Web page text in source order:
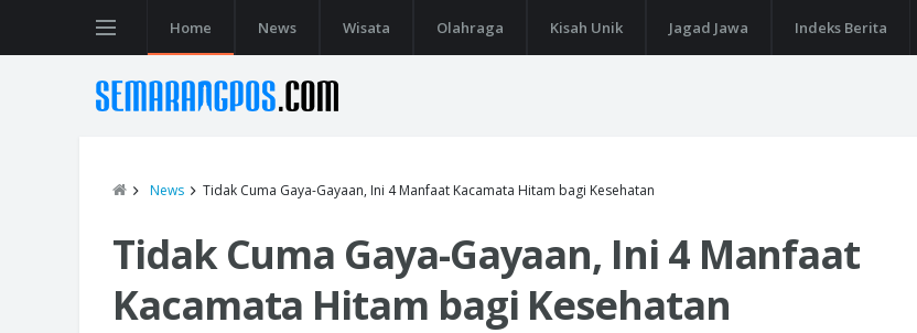
Home News Wisata Olahraga Kisah Unik Jagad Jawa Indeks Berita
News Tidak Cuma Gaya-Gayaan, Ini 4 Manfaat Kacamata Hitam bagi Kesehatan
Tidak Cuma Gaya-Gayaan, Ini 4 Manfaat
Kacamata Hitam bagi Kesehatan